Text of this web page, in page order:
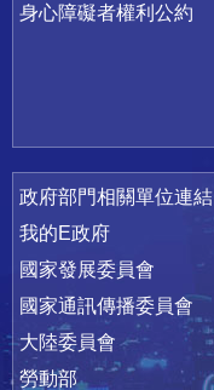
身心障礙者權利公約
政府部門相關單位連結
我的E政府
國家發展委員會
國家通訊傳播委員會
大陸委員會
勞動部